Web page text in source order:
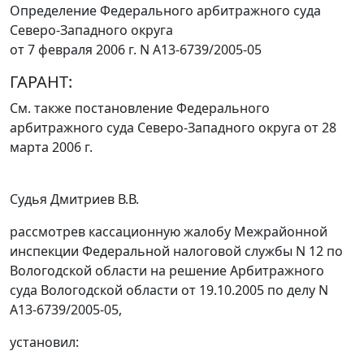
Определение Федерального арбитражного суда
Северо-Западного округа
от 7 февраля 2006 г. N А13-6739/2005-05
ГАРАНТ:
См. также постановление Федерального
арбитражного суда Северо-Западного округа от 28
марта 2006 г.
Судья Дмитриев В.В.
рассмотрев кассационную жалобу Межрайонной
инспекции Федеральной налоговой службы N 12 по
Вологодской области на решение Арбитражного
суда Вологодской области от 19.10.2005 по делу N
А13-6739/2005-05,
установил: